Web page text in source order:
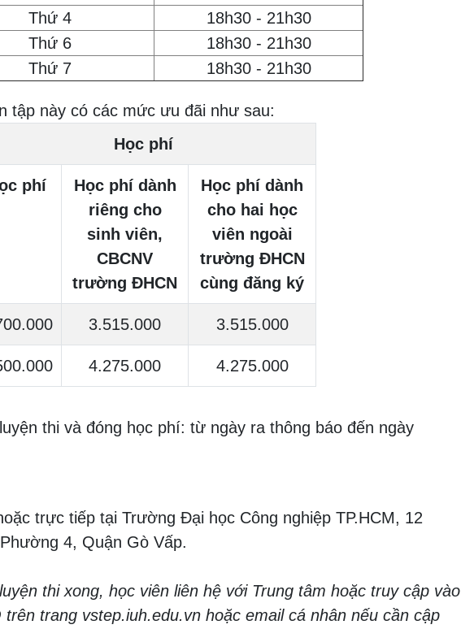
Thứ 4
18h30 - 21h30
Thứ 6
18h30 - 21h30
Thứ 7 18h30 - 21h30
tập này có các mức ưu đãi như sau:
Học phí
phí
Học phí dành
riêng cho
sinh viên,
CBCNV
trường ĐHCN
Học phí dành
cho hai học
viên ngoài
trường ĐHCN
cùng đăng ký
3.515.000 3.515.000
4.275.000 4.275.000
thi và đóng học phí: từ ngày ra thông báo đến ngày
trực tiếp tại Trường Đại học Công nghiệp TP.HCM, 12
4, Quận Gò Vấp.
thi xong, học viên liên hệ với Trung tâm hoặc truy cập vào
trên trang vstep.iuh.edu.vn hoặc email cá nhân nếu cần cập